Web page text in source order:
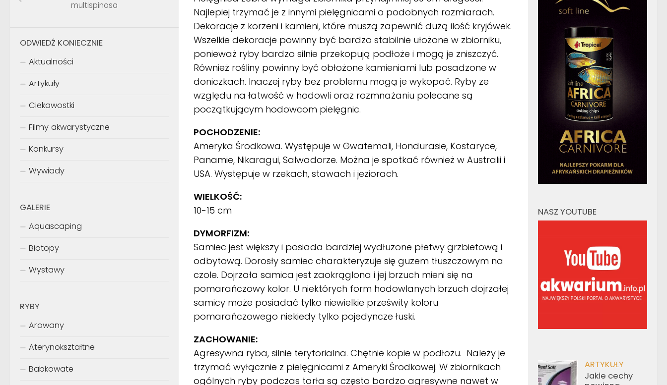
Najlepiej trzymać je z innymi pielęgnicami o podobnych rozmiarach.
Dekoracje z korzeni i kamieni, które muszą zapewnić dużą ilość kryjówek.
Wszelkie dekoracje powinny być bardzo stabilnie ułożone w zbiorniku,
ponieważ ryby bardzo silnie przekopują podłoże i mogą je zniszczyć.
Również rośliny powinny być obłożone kamieniami lub posadzone w
doniczkach. Inaczej ryby bez problemu mogą je wykopać. Ryby ze
względu na łatwość w hodowli oraz rozmnażaniu polecane są
początkującym hodowcom pielęgnic.
POCHODZENIE:
Ameryka Środkowa. Występuje w Gwatemali, Hondurasie, Kostaryce,
Panamie, Nikaragui, Salwadorze. Można je spotkać również w Australii i
USA. Występuje w rzekach, stawach i jeziorach.
WIELKOŚĆ:
10-15 cm
DYMORFIZM:
Samiec jest większy i posiada bardziej wydłużone płetwy grzbietową i
odbytową. Dorosły samiec charakteryzuje się guzem tłuszczowym na
czole. Dojrzała samica jest zaokrąglona i jej brzuch mieni się na
pomarańczowy kolor. U niektórych form hodowlanych brzuch dojrzałej
samicy może posiadać tylko niewielkie prześwity koloru
pomarańczowego niekiedy tylko pojedyncze łuski.
ZACHOWANIE:
Agresywna ryba, silnie terytorialna. Chętnie kopie w podłożu. Należy je
trzymać wyłącznie z pielęgnicami z Ameryki Środkowej. W zbiornikach
ogólnych ryby podczas tarła są często bardzo agresywne nawet w
multispinosa
ODWIEDŹ KONIECZNIE
Aktualności
Artykuły
Ciekawostki
Filmy akwarystyczne
Konkursy
Wywiady
GALERIE
Aquascaping
Biotopy
Wystawy
RYBY
Arowany
Aterynokształtne
Babkowate
NASZ YOUTUBE
ARTYKUŁY
Jakie cechy